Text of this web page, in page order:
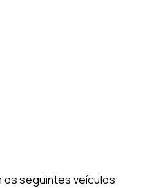
os seguintes veículos: